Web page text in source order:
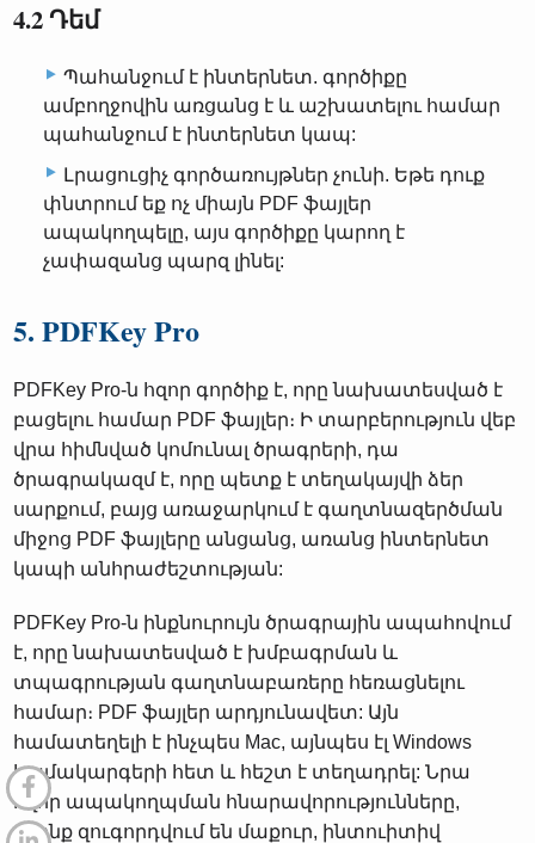
4.2 Դեմ
Պահանջում է ինտերնետ. գործիքը
ամբողջովին առցանց է և աշխատելու համար
պահանջում է ինտերնետ կապ:
Լրացուցիչ գործառույթներ չունի. Եթե դուք
փնտրում եք ոչ միայն PDF ֆայլեր
ապակողպելը, այս գործիքը կարող է
չափազանց պարզ լինել:
5. PDFKey Pro
PDFKey Pro-ն հզոր գործիք է, որը նախատեսված է
բացելու համար PDF ֆայլեր։ Ի տարբերություն վեբ
վրա հիմնված կոմունալ ծրագրերի, դա
ծրագրակազմ է, որը պետք է տեղակայվի ձեր
սարքում, բայց առաջարկում է գաղտնազերծման
միջոց PDF ֆայլերը անցանց, առանց ինտերնետ
կապի անհրաժեշտության:
PDFKey Pro-ն ինքնուրույն ծրագրային ապահովում
է, որը նախատեսված է խմբագրման և
տպագրության գաղտնաբառերը հեռացնելու
համար։ PDF ֆայլեր արդյունավետ: Այն
համատեղելի է ինչպես Mac, այնպես էլ Windows
համակարգերի հետ և հեշտ է տեղադրել: Նրա
հզոր ապակողպման հնարավորությունները,
որոնք զուգորդվում են մաքուր, ինտուիտիվ